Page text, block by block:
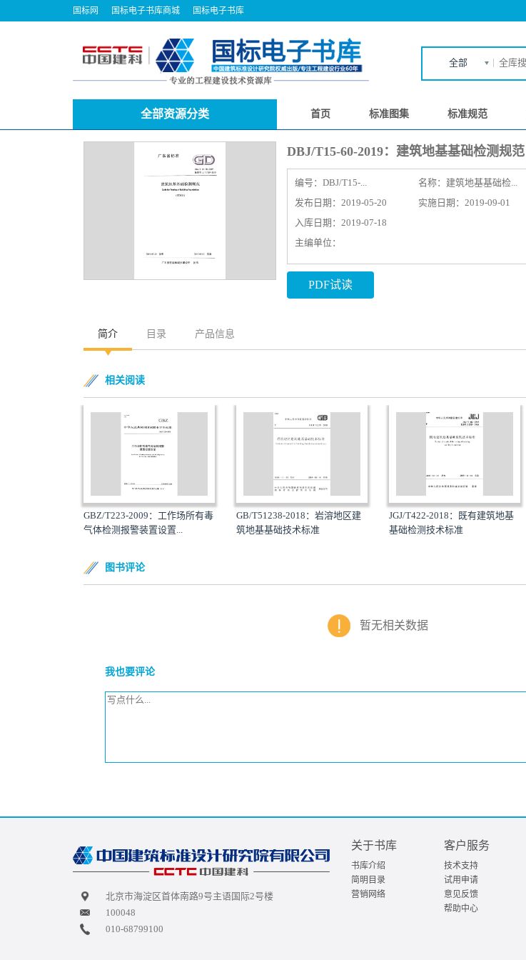
国标网 国标电子书库商城 国标电子书库
全部
全部资源分类 首页 标准图集 标准规范
DBJ/T15-60-2019：建筑地基基础检测规范
编号： DBJ/T15-... 名称： 建筑地基基础检...
发布日期：2019-05-20
实施日期：2019-09-01
入库日期：2019-07-18
主编单位：
PDF试读
简介 目录 产品信息
相关阅读
GBZ/T223-2009：工作场所有毒
气体检测报警装置设置...
GB/T51238-2018：岩溶地区建
筑地基基础技术标准
JGJ/T422-2018：既有建筑地基
基础检测技术标准
图书评论
暂无相关数据
我也要评论
北京市海淀区首体南路9号主语国际2号楼
100048
010-68799100
关于书库
书库介绍
简明目录
营销网络
客户服务
技术支持
试用申请
意见反馈
帮助中心